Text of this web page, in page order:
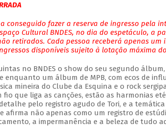
conseguido fazer a reserva de ingresso pela
Cultural BNDES, no dia do espetáculo, a
retirados. Cada pessoa receberá apenas
disponíveis sujeito à lotação máxima
no BNDES o show do seu segundo
enquanto um álbum de MPB, com ecos de
mineira do Clube da Esquina e o rock
fio que liga as canções, estão as harmonias
pelo registro agudo de Tori, e a
afirma não apenas como um registro de
a impermanência e a beleza de tudo